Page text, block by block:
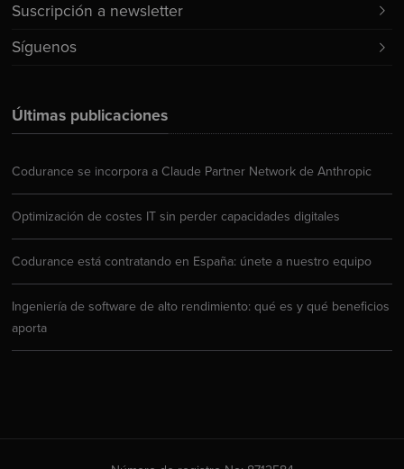
Últimas publicaciones
Codurance se incorpora a Claude Partner Network de Anthropic
Optimización de costes IT sin perder capacidades digitales
Codurance está contratando en España: únete a nuestro equipo
Ingeniería de software de alto rendimiento: qué es y qué beneficios
aporta
Suscripción a newsletter
Síguenos